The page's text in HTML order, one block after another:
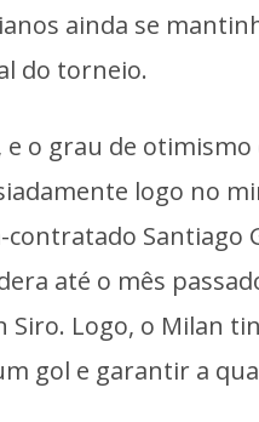
ainda se
do torneio.
e o grau de
logo no
contratado Santiago
até o mês
Siro. Logo, o Milan
gol e garantir a